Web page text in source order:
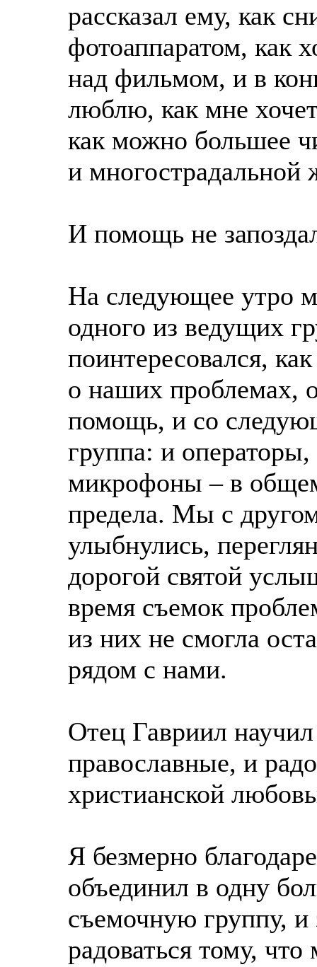
рассказал ему, как
фотоаппаратом, как
над фильмом, и в
люблю, как мне
как можно большее
и многострадальной
И помощь не
На следующее утро
одного из ведущих
поинтересовался,
о наших проблемах,
помощь, и со
группа: и
микрофоны – в
предела. Мы с
улыбнулись,
дорогой святой
время съемок
из них не смогла
рядом с нами.
Отец Гавриил
православные, и
христианской
Я безмерно
объединил в одну
съемочную группу, и
радоваться тому,